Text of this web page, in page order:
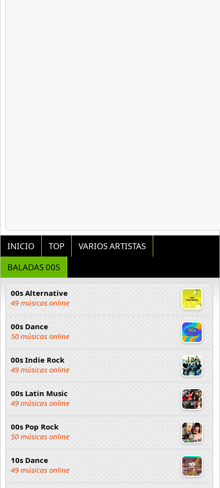
INICIO TOP
VARIOS ARTISTAS
BALADAS 00S
00s Alternative
49 músicas online
00s Dance
50 músicas online
00s Indie Rock
49 músicas online
00s Latin Music
49 músicas online
00s Pop Rock
50 músicas online
10s Dance
49 músicas online